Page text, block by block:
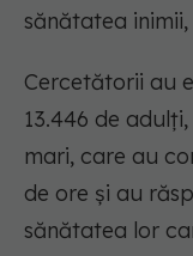
sănătatea
Cercetătorii au
13.446 de
mari, care au
de ore și au
sănătatea lor